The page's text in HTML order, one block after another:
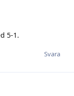
5-1.
Svara